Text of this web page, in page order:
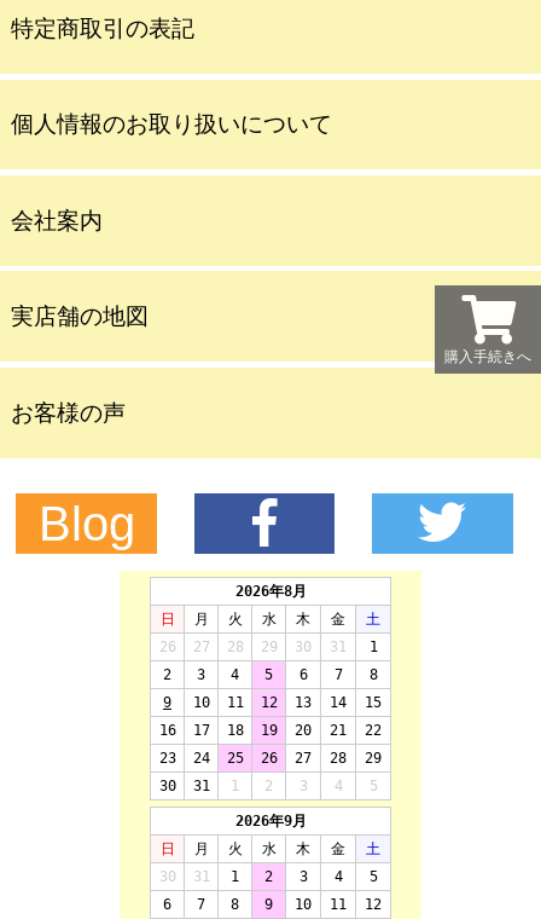
特定商取引の表記
個人情報のお取り扱いについて
会社案内
実店舗の地図
お客様の声
Blog
購入手続きへ